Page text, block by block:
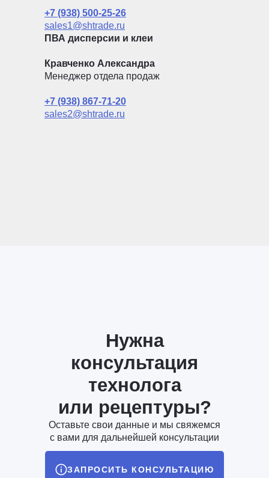
+7 (938) 500-25-26
sales1@shtrade.ru
ПВА дисперсии и клеи
Кравченко Александра
Менеджер отдела продаж
+7 (938) 867-71-20
sales2@shtrade.ru
ЗАПРОСИТЬ КОНСУЛЬТАЦИЮ
Нужна
консультация
технолога
или рецептуры?
Оставьте свои данные и мы свяжемся
с вами для дальнейшей консультации